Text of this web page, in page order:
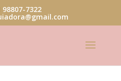
98807-7322